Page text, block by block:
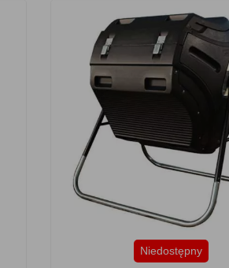
Niedostępny